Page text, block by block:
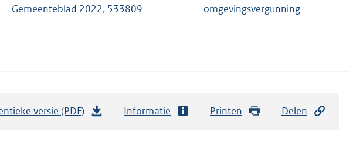
Gemeenteblad 2022, 533809 omgevingsvergunning
versie (PDF) Informatie Printen Delen